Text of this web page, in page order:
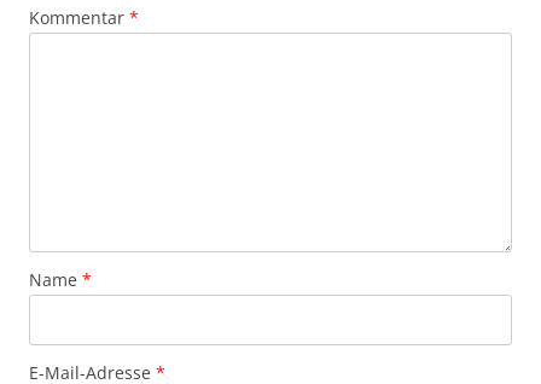
Kommentar *
Name *
E-Mail-Adresse *